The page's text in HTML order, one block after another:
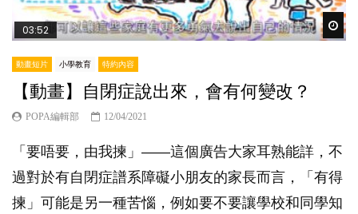
03:52
動畫短片 小學教育 特約內容
【動畫】自閉症說出來，會有何變改？
POPA編輯部 12/04/2021
「要唔要，由我揀」——這個廣告大家耳熟能詳，不
過對於有自閉症譜系障礙小朋友的家長而言，「有得
揀」可能是另一種苦惱，例如要不要讓學校和同學知